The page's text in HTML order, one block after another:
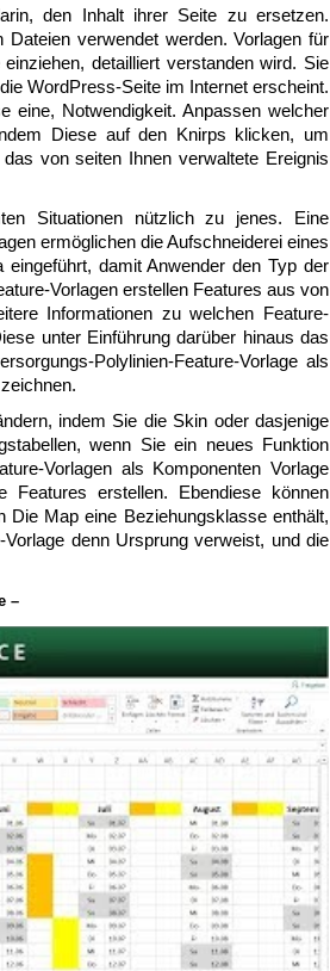
den Inhalt ihrer Seite zu ersetzen.
Dateien verwendet werden. Vorlagen für
detailliert verstanden wird. Sie
WordPress-Seite im Internet erscheint.
eine, Notwendigkeit. Anpassen welcher
Diese auf den Knirps klicken, um
von seiten Ihnen verwaltete Ereignis
Situationen nützlich zu jenes. Eine
ermöglichen die Aufschneiderei eines
damit Anwender den Typ der
Vorlagen erstellen Features aus von
Informationen zu welchen Feature-
unter Einführung darüber hinaus das
Polylinien-Feature-Vorlage als
indem Sie die Skin oder dasjenige
wenn Sie ein neues Funktion
Vorlagen als Komponenten Vorlage
Features erstellen. Ebendiese können
Die Map eine Beziehungsklasse enthält,
denn Ursprung verweist, und die
–